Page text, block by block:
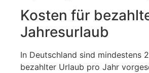
Kosten für
Jahresurlaub
In Deutschland sind mindestens
bezahlter Urlaub pro Jahr